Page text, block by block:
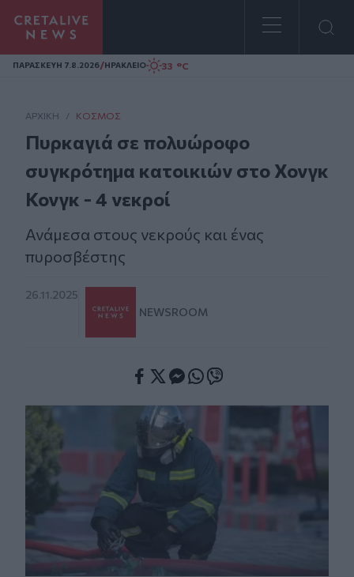
Homepage
ΠΑΡΑΣΚΕΥΗ 7.8.2026/ΗΡΑΚΛΕΙΟ 33 °C
ΑΡΧΙΚΗ / ΚΌΣΜΟΣ
Πυρκαγιά σε πολυώροφο
συγκρότημα κατοικιών στο Χονγκ
Κονγκ - 4 νεκροί
Ανάμεσα στους νεκρούς και ένας
πυροσβέστης
26.11.2025
NEWSROOM